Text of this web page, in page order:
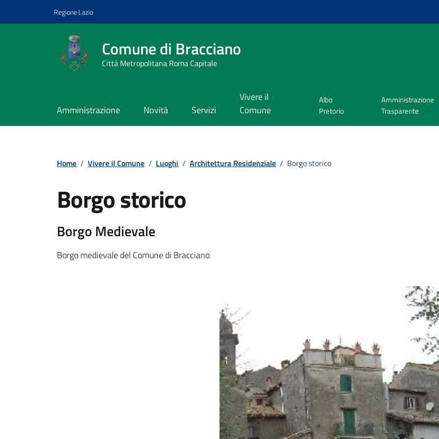
Regione Lazio
Comune di Bracciano
Città Metropolitana Roma Capitale
Amministrazione Novità Servizi
Vivere il
Comune
Albo
Pretorio
Amministrazione
Trasparente
Home / Vivere il Comune / Luoghi / Architettura Residenziale / Borgo storico
Borgo storico
Borgo Medievale
Borgo medievale del Comune di Bracciano